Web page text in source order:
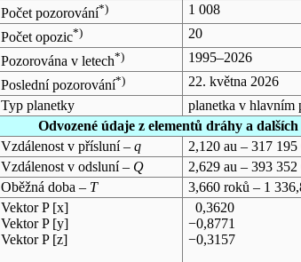
Počet pozorování*)
1 008
Počet opozic*)
20
Pozorována v letech*)
1995–2026
Poslední pozorování*)
22. května 2026
Typ planetky
planetka v hlavním
Odvozené údaje z elementů dráhy a
Vzdálenost v přísluní – q
2,120 au – 317
Vzdálenost v odsluní – Q
2,629 au – 393
Oběžná doba – T
3,660 roků – 1
Vektor P [x]
Vektor P [y]
Vektor P [z]
0,3620
−0,8771
−0,3157